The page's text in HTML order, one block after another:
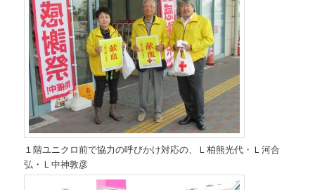
１階ユニクロ前で協力の呼びかけ対応の、Ｌ柏熊光代・Ｌ河合
弘・Ｌ中神敦彦